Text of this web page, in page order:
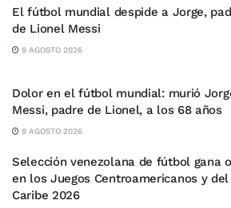
El fútbol mundial despide a Jorge,
de Lionel Messi
8 AGOSTO 2026
Dolor en el fútbol mundial: murió
Messi, padre de Lionel, a los 68 años
8 AGOSTO 2026
Selección venezolana de fútbol gana
en los Juegos Centroamericanos y del
Caribe 2026